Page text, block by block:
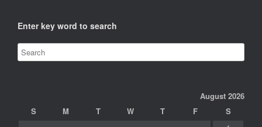
Enter key word to search
August 2026
S
M T W T F
S